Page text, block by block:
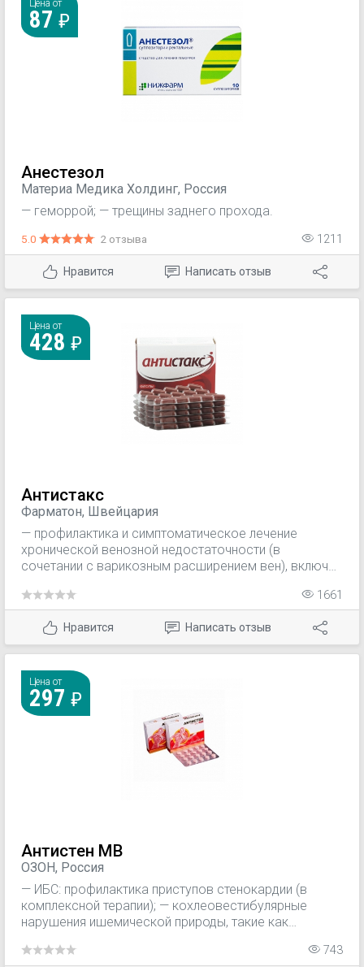
Цена от
87
Анестезол
Материа Медика Холдинг, Россия
— геморрой; — трещины заднего прохода.
5.0 2 отзыва 1211
Нравится Написать отзыв
Цена от
428
Антистакс
Фарматон, Швейцария
— профилактика и симптоматическое лечение
хронической венозной недостаточности (в
сочетании с варикозным расширением вен), включая
усталости в нижних конечностях, чувство
напряжения, парестезии и боль.
1661
Нравится Написать отзыв
Цена от
297
Антистен МВ
ОЗОН, Россия
— ИБС: профилактика приступов стенокардии (в
комплексной терапии); — кохлеовестибулярные
нарушения ишемической природы, такие как
хореоретинальные сосудистые нарушения.
743